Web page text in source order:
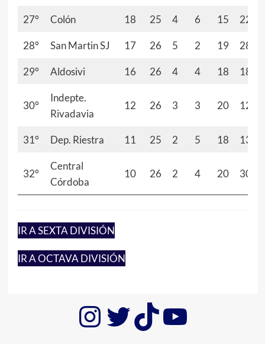
27° Colón 18 25 4 6 15 22
28° San Martin SJ 17 26 5 2 19 28
29° Aldosivi 16 26 4 4 18 18
30°
Indepte.
Rivadavia
12 26 3 3 20 12
31° Dep. Riestra 11 25 2 5 18 13
32°
Central
Córdoba
10 26 2 4 20 30
IR A SEXTA DIVISIÓN
IR A OCTAVA DIVISIÓN
Instagram
Twitter
TikTok